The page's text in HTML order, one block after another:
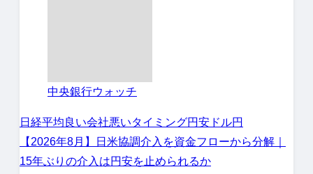
中央銀行ウォッチ
日経平均良い会社悪いタイミング円安 ドル円
【2026年8月】日米協調介入を資金フローから分解｜
15年ぶりの介入は円安を止められるか